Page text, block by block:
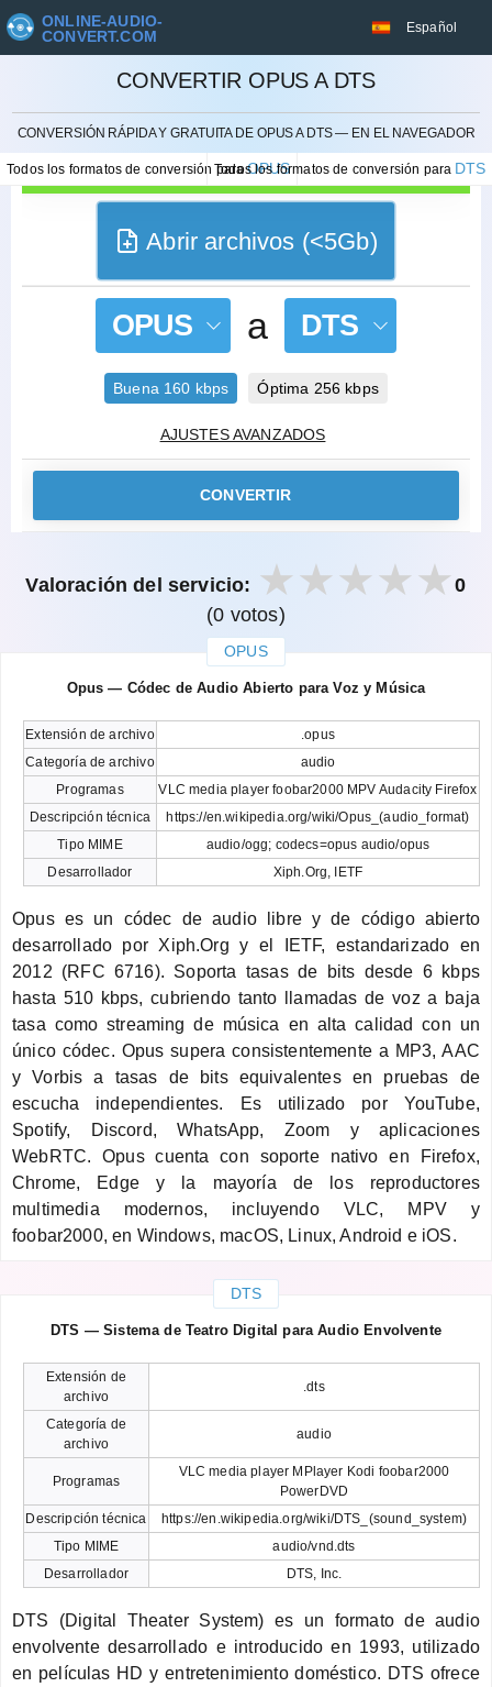
ONLINE-AUDIO-
CONVERT.COM
Español
CONVERTIR OPUS A DTS
CONVERSIÓN RÁPIDA Y GRATUITA DE OPUS A DTS — EN EL NAVEGADOR
Todos los formatos de conversión paraOPUS
Todos los formatos de conversión para DTS
CANCELAR
Abrir archivos (<5Gb)
OPUS a DTS
Buena 160 kbps Óptima 256 kbps
AJUSTES AVANZADOS
CONVERTIR
Valoración del servicio:
0
(0 votos)
OPUS
Opus — Códec de Audio Abierto para Voz y Música
Extensión de archivo
.opus
Categoría de archivo
audio
Programas
VLC media player foobar2000 MPV Audacity Firefox
Descripción técnica
https://en.wikipedia.org/wiki/Opus_(audio_format)
Tipo MIME
audio/ogg; codecs=opus audio/opus
Desarrollador
Xiph.Org, IETF
Opus es un códec de audio libre y de código abierto
desarrollado por Xiph.Org y el IETF, estandarizado en
2012 (RFC 6716). Soporta tasas de bits desde 6 kbps
hasta 510 kbps, cubriendo tanto llamadas de voz a baja
tasa como streaming de música en alta calidad con un
único códec. Opus supera consistentemente a MP3, AAC
y Vorbis a tasas de bits equivalentes en pruebas de
escucha independientes. Es utilizado por YouTube,
Spotify, Discord, WhatsApp, Zoom y aplicaciones
WebRTC. Opus cuenta con soporte nativo en Firefox,
Chrome, Edge y la mayoría de los reproductores
multimedia modernos, incluyendo VLC, MPV y
foobar2000, en Windows, macOS, Linux, Android e iOS.
DTS
DTS — Sistema de Teatro Digital para Audio Envolvente
Extensión de
archivo
.dts
Categoría de
archivo
audio
Programas
VLC media player MPlayer Kodi foobar2000
PowerDVD
Descripción técnica
https://en.wikipedia.org/wiki/DTS_(sound_system)
Tipo MIME
audio/vnd.dts
Desarrollador
DTS, Inc.
DTS (Digital Theater System) es un formato de audio
envolvente desarrollado e introducido en 1993, utilizado
en películas HD y entretenimiento doméstico. DTS ofrece